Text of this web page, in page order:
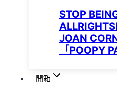
STOP
JOAN
「POOPY
開箱